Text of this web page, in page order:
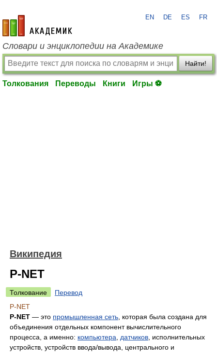
academic.ru
EN DE ES FR
Словари и энциклопедии на Академике
Найти!
Толкования Переводы Книги Игры ⚽
Википедия
P-NET
Толкование
Перевод
P-NET
P-NET — это промышленная сеть , которая была создана для
объединения отдельных компонент вычислительного
процесса, а именно: компьютера датчиков , исполнительных
устройств, устройств ввода/вывода, центрального и